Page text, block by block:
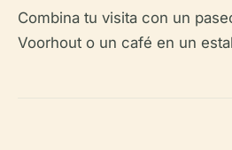
Combina tu visita con un
Voorhout o un café en un